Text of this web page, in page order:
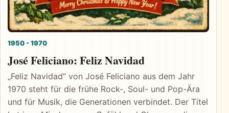
1950 - 1970
José Feliciano: Feliz Navidad
„Feliz Navidad“ von José Feliciano aus dem Jahr
1970 steht für die frühe Rock-, Soul- und Pop-Ära
und für Musik, die Generationen verbindet. Der Titel